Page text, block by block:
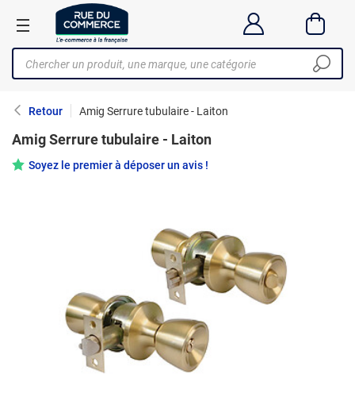
Retour Amig Serrure tubulaire - Laiton
Amig Serrure tubulaire - Laiton
Soyez le premier à déposer un avis !